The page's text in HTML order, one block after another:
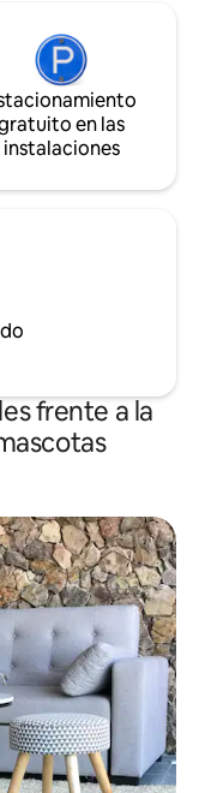
en las
instalaciones
frente a la